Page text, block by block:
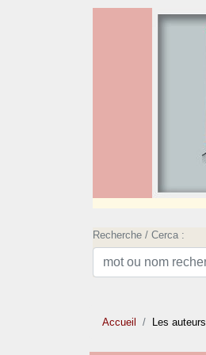
Recherche / Cerca :
Accueil Les auteurs